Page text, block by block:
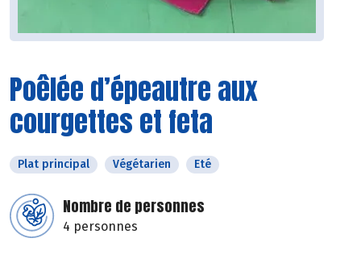
Poêlée d’épeautre aux
courgettes et feta
Plat principal Végétarien Eté
Nombre de personnes
4 personnes